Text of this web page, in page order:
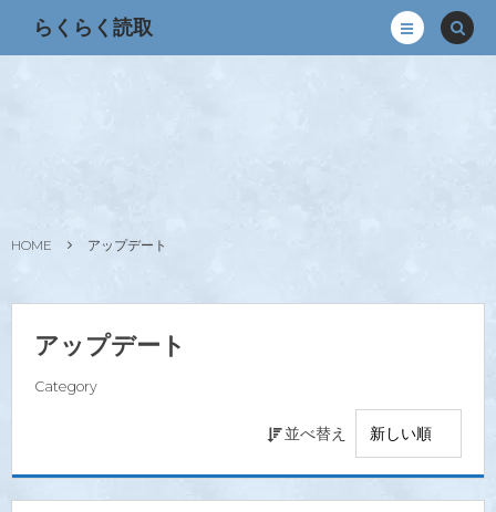
らくらく読取
HOME アップデート
アップデート
Category
並べ替え